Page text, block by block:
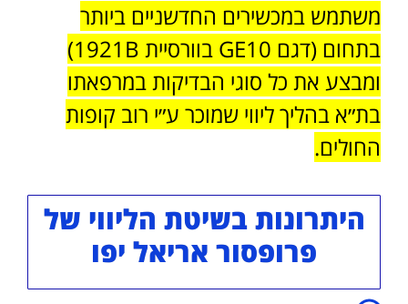
משתמש במכשירים החדשניים ביותר
בתחום (דגם GE10 בוורסיית 1921B)
ומבצע את כל סוגי הבדיקות במרפאתו
בת״א בהליך ליווי שמוכר ע״י רוב קופות
החולים.
היתרונות בשיטת הליווי של
פרופסור אריאל יפו